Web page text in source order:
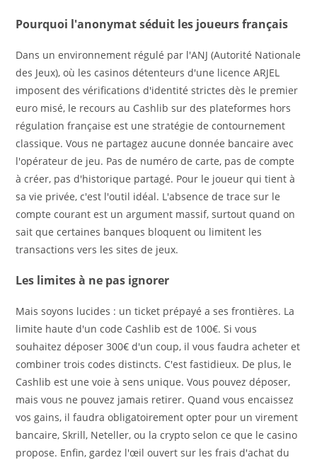
Pourquoi l'anonymat séduit les joueurs français
Dans un environnement régulé par l'ANJ (Autorité Nationale
des Jeux), où les casinos détenteurs d'une licence ARJEL
imposent des vérifications d'identité strictes dès le premier
euro misé, le recours au Cashlib sur des plateformes hors
régulation française est une stratégie de contournement
classique. Vous ne partagez aucune donnée bancaire avec
l'opérateur de jeu. Pas de numéro de carte, pas de compte
à créer, pas d'historique partagé. Pour le joueur qui tient à
sa vie privée, c'est l'outil idéal. L'absence de trace sur le
compte courant est un argument massif, surtout quand on
sait que certaines banques bloquent ou limitent les
transactions vers les sites de jeux.
Les limites à ne pas ignorer
Mais soyons lucides : un ticket prépayé a ses frontières. La
limite haute d'un code Cashlib est de 100€. Si vous
souhaitez déposer 300€ d'un coup, il vous faudra acheter et
combiner trois codes distincts. C'est fastidieux. De plus, le
Cashlib est une voie à sens unique. Vous pouvez déposer,
mais vous ne pouvez jamais retirer. Quand vous encaissez
vos gains, il faudra obligatoirement opter pour un virement
bancaire, Skrill, Neteller, ou la crypto selon ce que le casino
propose. Enfin, gardez l'œil ouvert sur les frais d'achat du